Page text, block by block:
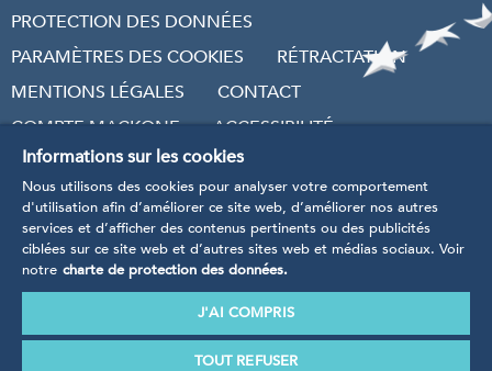
PROTECTION DES DONNÉES
PARAMÈTRES DES COOKIES
RÉTRACTATION
MENTIONS LÉGALES
CONTACT
COMPTE MACKONE
ACCESSIBILITÉ
* Tarifs TVA incluse, hors frais d’envoi et frais de
Nos produits sont manufacturés conformément aux
directives, règlements et normes définis dans le cadre
Informations sur les cookies
Nous utilisons des cookies pour analyser votre comportement
d'utilisation afin d’améliorer ce site web, d’améliorer nos autres
services et d’afficher des contenus pertinents ou des publicités
ciblées sur ce site web et d’autres sites web et médias sociaux. Voir
notre charte de protection des données.
J'AI COMPRIS
TOUT REFUSER